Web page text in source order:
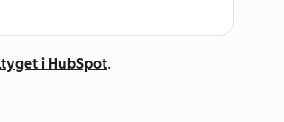
i HubSpot.